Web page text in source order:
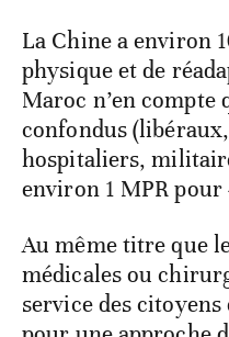
La Chine a environ
physique et de
Maroc n’en compte
confondus
hospitaliers,
environ 1 MPR
Au même titre que
médicales ou
service des